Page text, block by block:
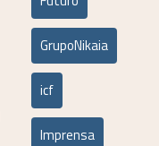
GrupoNikaia
icf
Imprensa